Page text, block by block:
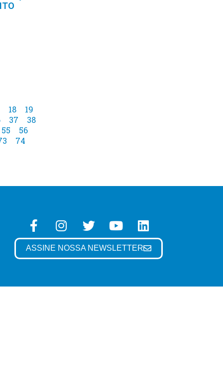
18
19
37
38
55
56
74
ASSINE NOSSA NEWSLETTER